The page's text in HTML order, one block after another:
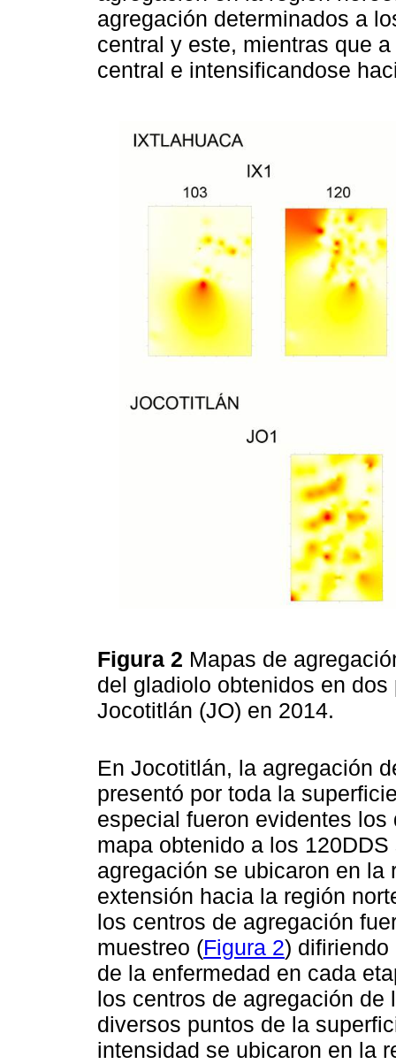
agregación determinados a
central y este, mientras que
central e intensificandose
Figura 2 Mapas de
del gladiolo obtenidos en
Jocotitlán (JO) en 2014.
En Jocotitlán, la agregación
presentó por toda la
especial fueron evidentes
mapa obtenido a los
agregación se ubicaron en
extensión hacia la región
los centros de agregación
muestreo (Figura 2) difiriendo
de la enfermedad en cada
los centros de agregación
diversos puntos de la
intensidad se ubicaron en la